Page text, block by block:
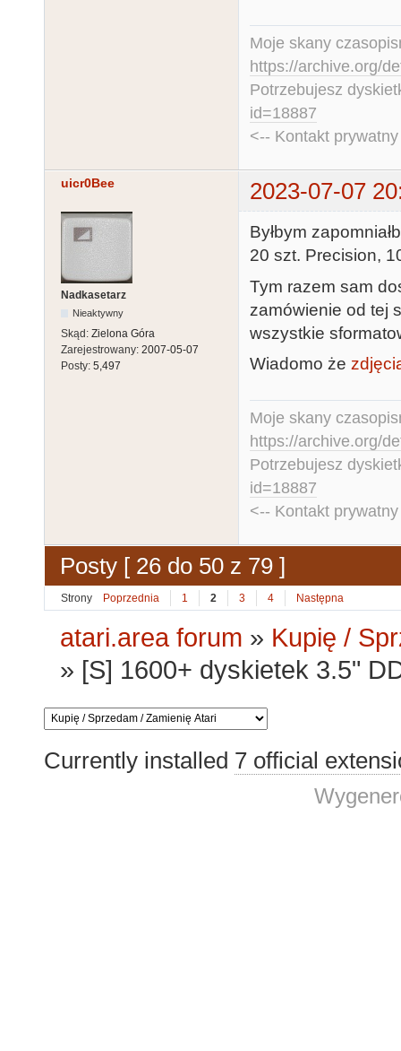
Moje skany
https://archive.org/
Potrzebujesz
id=18887
<-- Kontakt
uicr0Bee 2023-07-07
Nadkasetarz
Nieaktywny
Skąd: Zielona Góra
Zarejestrowany: 2007-05-07
Posty: 5,497
Byłbym
20 szt. Precision,
Tym razem sam
zamówienie od tej
wszystkie
Wiadomo że
Moje skany
https://archive.org/
Potrzebujesz
id=18887
<-- Kontakt
Posty [ 26 do 50 z 79 ]
Strony Poprzednia 1 2 3 4 Następna
atari.area forum » Kupię /
» [S] 1600+ dyskietek 3.5"
Currently installed 7 official